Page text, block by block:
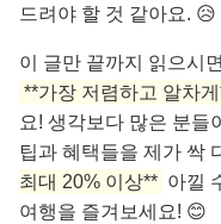
드려야 할 것 같아요. 😥
이 글만 끝까지 읽으시
**가장 저렴하고 알차
요! 생각보다 많은 분들
팁과 혜택들을 제가 싹
최대 20% 이상** 아낄
여행을 즐겨보세요! 😊